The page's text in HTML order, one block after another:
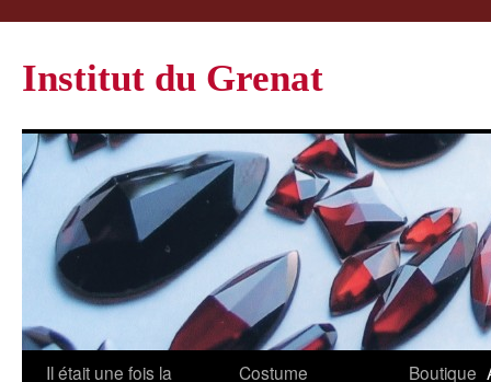
Institut du Grenat
Il était une fois la
Costume
Boutique